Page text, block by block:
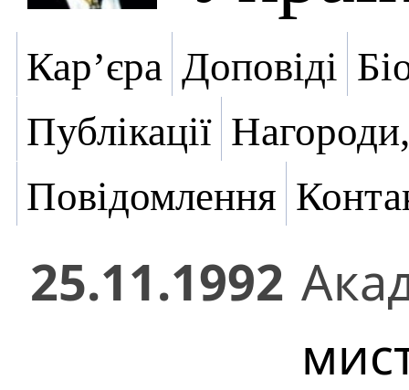
Кар’єра Доповіді
Публікації
Повідомлення
25.11.1992